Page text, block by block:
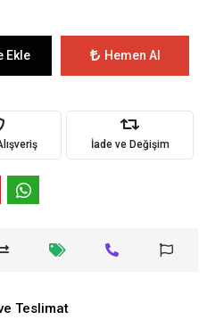
Ekle Hemen Al
İade ve Değişim
Teslimat